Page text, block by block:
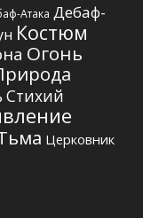
Атака Дебаф-
Костюм
Огонь
Стихий
Церковник